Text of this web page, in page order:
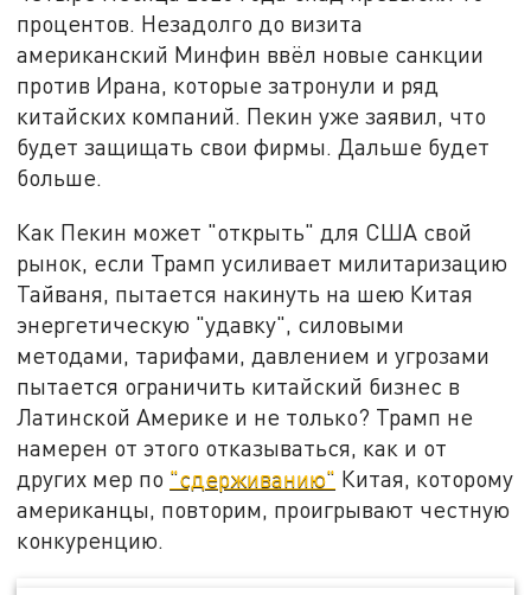
процентов. Незадолго до визита
американский Минфин ввёл новые санкции
против Ирана, которые затронули и ряд
китайских компаний. Пекин уже заявил, что
будет защищать свои фирмы. Дальше будет
больше.
Как Пекин может "открыть" для США свой
рынок, если Трамп усиливает милитаризацию
Тайваня, пытается накинуть на шею Китая
энергетическую "удавку", силовыми
методами, тарифами, давлением и угрозами
пытается ограничить китайский бизнес в
Латинской Америке и не только? Трамп не
намерен от этого отказываться, как и от
других мер по "сдерживанию" Китая, которому
американцы, повторим, проигрывают честную
конкуренцию.